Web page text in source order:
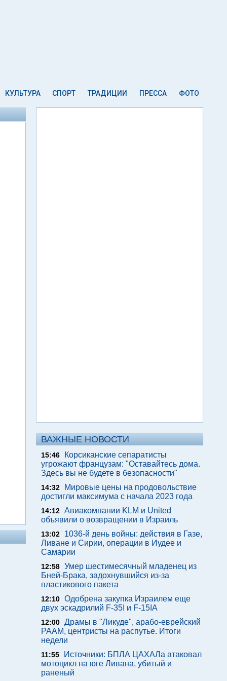
КУЛЬТУРА СПОРТ ТРАДИЦИИ ПРЕССА ФОТО
ВАЖНЫЕ НОВОСТИ
15:46
Корсиканские сепаратисты
угрожают французам: "Оставайтесь дома.
Здесь вы не будете в безопасности"
14:32
Мировые цены на продовольствие
достигли максимума с начала 2023 года
14:12 Авиакомпании KLM и United
объявили о возвращении в Израиль
13:02
1036-й день войны: действия в Газе,
Ливане и Сирии, операции в Иудее и
Самарии
12:58 Умер шестимесячный младенец из
Бней-Брака, задохнувшийся из-за
пластикового пакета
12:10 Одобрена закупка Израилем еще
двух эскадрилий F-35I и F-15IA
12:00 Драмы в "Ликуде", арабо-еврейский
РААМ, центристы на распутье. Итоги
недели
11:55
Источники: БПЛА ЦАХАЛа атаковал
мотоцикл на юге Ливана, убитый и
раненый